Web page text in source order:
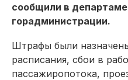
сообщили в
горадминистрации.
Штрафы были
расписания, сбои в
пассажиропотока,